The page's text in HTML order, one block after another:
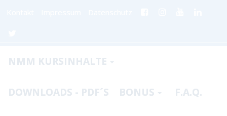
NMM KURSINHALTE
DOWNLOADS - PDF´S BONUS F.A.Q.